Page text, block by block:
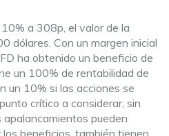
a 308p, el valor de la
dólares. Con un margen inicial
ha obtenido un beneficio de
un 100% de rentabilidad de
un 10% si las acciones se
crítico a considerar, sin
apalancamientos pueden